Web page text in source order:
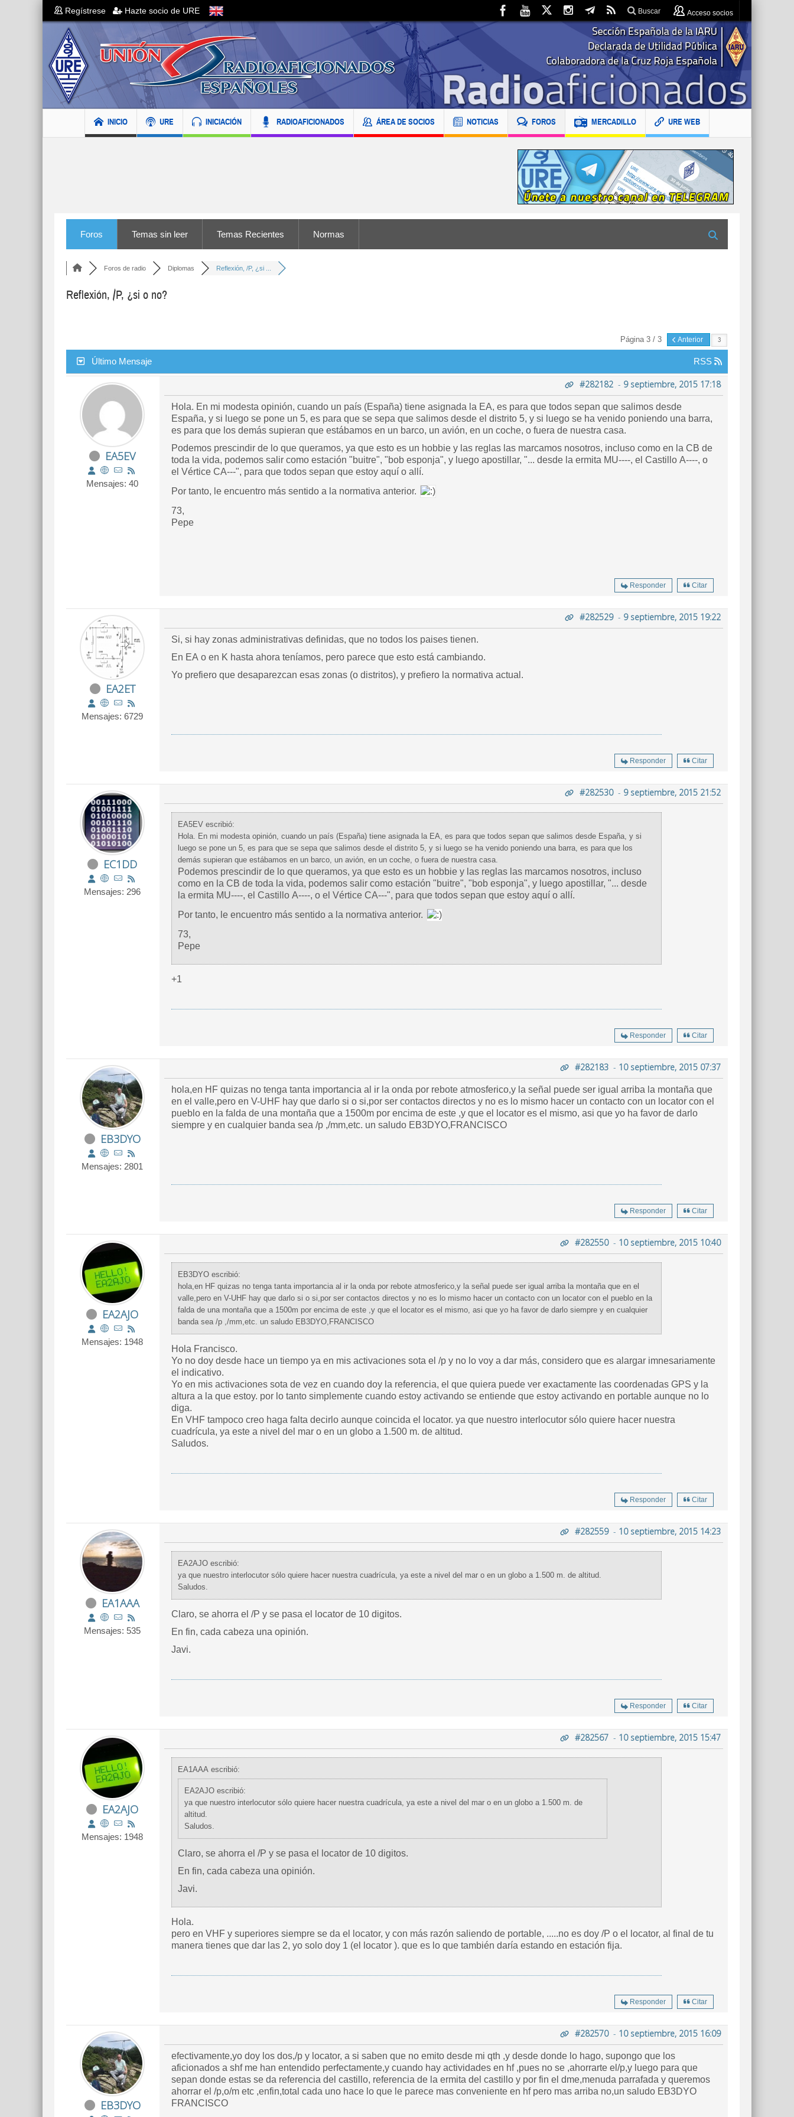
Regístrese Hazte socio de URE Buscar Acceso socios
INICIO URE INICIACIÓN RADIOAFICIONADOS ÁREA DE SOCIOS NOTICIAS FOROS MERCADILLO URE WEB
Foros Temas sin leer Temas Recientes Normas
Foros de radio Diplomas Reflexión, /P, ¿si ...
Reflexión, /P, ¿si o no?
Página 3 / 3 Anterior
Último Mensaje RSS
EA5EV
Mensajes: 40
#282182 - 9 septiembre, 2015 17:18
Hola. En mi modesta opinión, cuando un país (España) tiene asignada la EA, es para que todos sepan que salimos desde
España, y si luego se pone un 5, es para que se sepa que salimos desde el distrito 5, y si luego se ha venido poniendo una barra,
es para que los demás supieran que estábamos en un barco, un avión, en un coche, o fuera de nuestra casa.
Podemos prescindir de lo que queramos, ya que esto es un hobbie y las reglas las marcamos nosotros, incluso como en la CB de
toda la vida, podemos salir como estación "buitre", "bob esponja", y luego apostillar, "... desde la ermita MU----, el Castillo A----, o
el Vértice CA---", para que todos sepan que estoy aquí o allí.
Por tanto, le encuentro más sentido a la normativa anterior.
73,
Pepe
Responder Citar
EA2ET
Mensajes: 6729
#282529- 9 septiembre, 2015 19:22
Si, si hay zonas administrativas definidas, que no todos los paises tienen.
En EA o en K hasta ahora teníamos, pero parece que esto está cambiando.
Yo prefiero que desaparezcan esas zonas (o distritos), y prefiero la normativa actual.
Responder Citar
EC1DD
Mensajes: 296
#282530- 9 septiembre, 2015 21:52
EA5EV escribió:
Hola. En mi modesta opinión, cuando un país (España) tiene asignada la EA, es para que todos sepan que salimos desde España, y si
luego se pone un 5, es para que se sepa que salimos desde el distrito 5, y si luego se ha venido poniendo una barra, es para que los
demás supieran que estábamos en un barco, un avión, en un coche, o fuera de nuestra casa.
Podemos prescindir de lo que queramos, ya que esto es un hobbie y las reglas las marcamos nosotros, incluso
como en la CB de toda la vida, podemos salir como estación "buitre", "bob esponja", y luego apostillar, "... desde
la ermita MU----, el Castillo A----, o el Vértice CA---", para que todos sepan que estoy aquí o allí.
Por tanto, le encuentro más sentido a la normativa anterior.
73,
Pepe
+1
Responder Citar
EB3DYO
Mensajes: 2801
#282183 - 10 septiembre, 2015 07:37
hola,en HF quizas no tenga tanta importancia al ir la onda por rebote atmosferico,y la señal puede ser igual arriba la montaña que
en el valle,pero en V-UHF hay que darlo si o si,por ser contactos directos y no es lo mismo hacer un contacto con un locator con el
pueblo en la falda de una montaña que a 1500m por encima de este ,y que el locator es el mismo, asi que yo ha favor de darlo
siempre y en cualquier banda sea /p ,/mm,etc. un saludo EB3DYO,FRANCISCO
Responder Citar
EA2AJO
Mensajes: 1948
#282550- 10 septiembre, 2015 10:40
EB3DYO escribió:
hola,en HF quizas no tenga tanta importancia al ir la onda por rebote atmosferico,y la señal puede ser igual arriba la montaña que en el
valle,pero en V-UHF hay que darlo si o si,por ser contactos directos y no es lo mismo hacer un contacto con un locator con el pueblo en la
falda de una montaña que a 1500m por encima de este ,y que el locator es el mismo, asi que yo ha favor de darlo siempre y en cualquier
banda sea /p ,/mm,etc. un saludo EB3DYO,FRANCISCO
Hola Francisco.
Yo no doy desde hace un tiempo ya en mis activaciones sota el /p y no lo voy a dar más, considero que es alargar imnesariamente
el indicativo.
Yo en mis activaciones sota de vez en cuando doy la referencia, el que quiera puede ver exactamente las coordenadas GPS y la
altura a la que estoy. por lo tanto simplemente cuando estoy activando se entiende que estoy activando en portable aunque no lo
diga.
En VHF tampoco creo haga falta decirlo aunque coincida el locator. ya que nuestro interlocutor sólo quiere hacer nuestra
cuadrícula, ya este a nivel del mar o en un globo a 1.500 m. de altitud.
Saludos.
Responder Citar
EA1AAA
Mensajes: 535
#282559- 10 septiembre, 2015 14:23
EA2AJO escribió:
ya que nuestro interlocutor sólo quiere hacer nuestra cuadrícula, ya este a nivel del mar o en un globo a 1.500 m. de altitud.
Saludos.
Claro, se ahorra el /P y se pasa el locator de 10 digitos.
En fin, cada cabeza una opinión.
Javi.
Responder Citar
EA2AJO
Mensajes: 1948
#282567 - 10 septiembre, 2015 15:47
EA1AAA escribió:
EA2AJO escribió:
ya que nuestro interlocutor sólo quiere hacer nuestra cuadrícula, ya este a nivel del mar o en un globo a 1.500 m. de
altitud.
Saludos.
Claro, se ahorra el /P y se pasa el locator de 10 digitos.
En fin, cada cabeza una opinión.
Javi.
Hola.
pero en VHF y superiores siempre se da el locator, y con más razón saliendo de portable, .....no es doy /P o el locator, al final de tu
manera tienes que dar las 2, yo solo doy 1 (el locator ). que es lo que también daría estando en estación fija.
Responder Citar
EB3DYO
#282570- 10 septiembre, 2015 16:09
efectivamente,yo doy los dos,/p y locator, a si saben que no emito desde mi qth ,y desde donde lo hago, supongo que los
aficionados a shf me han entendido perfectamente,y cuando hay actividades en hf ,pues no se ,ahorrarte el/p,y luego para que
sepan donde estas se da referencia del castillo, referencia de la ermita del castillo y por fin el dme,menuda parrafada y queremos
ahorrar el /p,o/m etc ,enfin,total cada uno hace lo que le parece mas conveniente en hf pero mas arriba no,un saludo EB3DYO
FRANCISCO